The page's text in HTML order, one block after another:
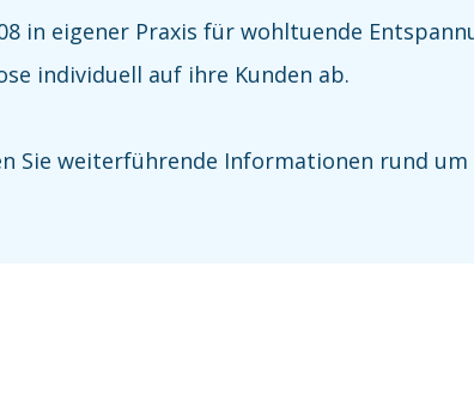
in eigener Praxis für wohltuende
individuell auf ihre Kunden ab.
Sie weiterführende Informationen rund